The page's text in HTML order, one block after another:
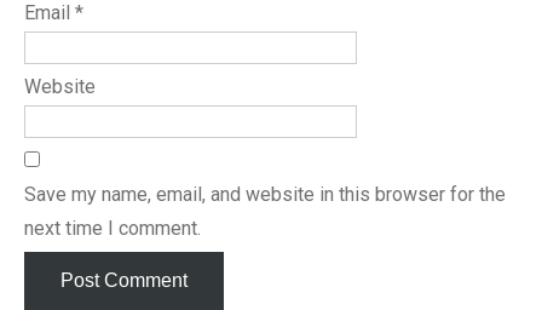
Email *
Website
Save my name, email, and website in this browser for the
next time I comment.